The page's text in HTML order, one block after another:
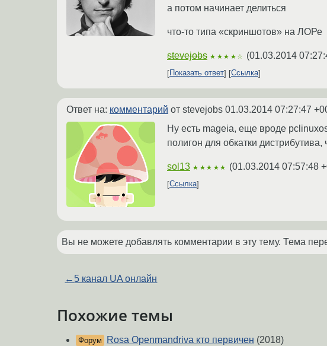
а потом начинает делиться
что-то типа «скриншотов» на ЛОРе
stevejobs ★★★★☆ (01.03.2014
Показать ответ Ссылка
Ответ на: комментарий от stevejobs 01.03.2014 07:27:47
Ну есть mageia, еще вроде
полигон для обкатки
sol13 ★★★★★ (01.03.2014 07:57:48
Ссылка
Вы не можете добавлять комментарии в эту тему. Тема
← 5 канал UA онлайн
Похожие темы
Форум Rosa Openmandriva кто первичен (2018)